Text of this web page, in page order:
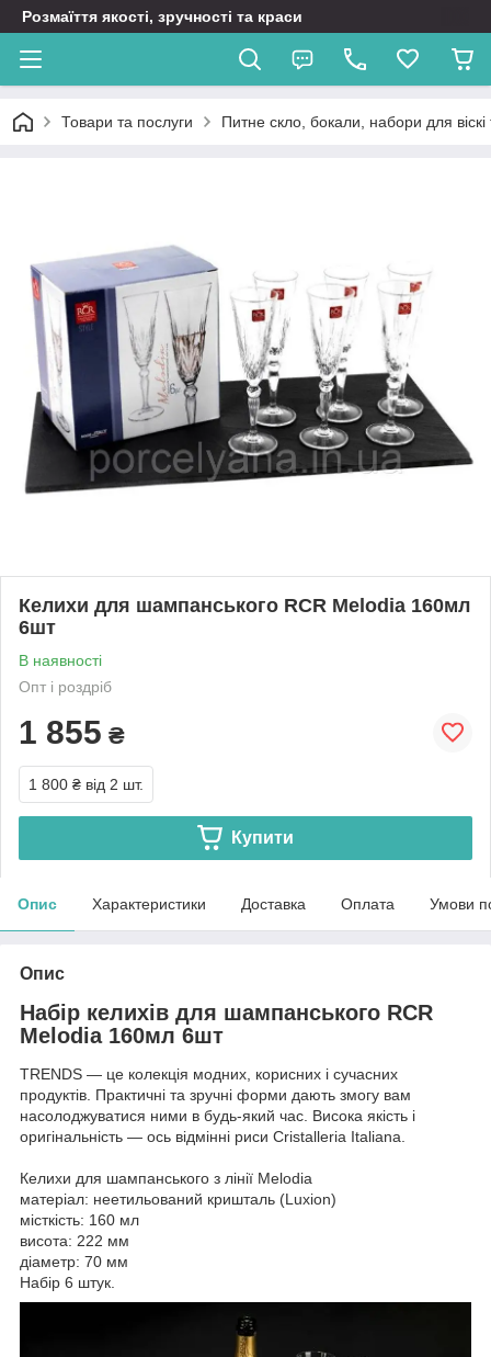
Розмаїття якості, зручності та краси
Товари та послуги Питне скло, бокали, набори для
Келихи для шампанського RCR Melodia 160мл
6шт
В наявності
Опт і роздріб
1 855 ₴
1 800 ₴ від 2 шт.
Купити
Опис Характеристики Доставка Оплата Умови
Опис
Набір келихів для шампанського RCR
Melodia 160мл 6шт
TRENDS — це колекція модних, корисних і сучасних
продуктів. Практичні та зручні форми дають змогу вам
насолоджуватися ними в будь-який час. Висока якість і
оригінальність — ось відмінні риси Cristalleria Italiana.
Келихи для шампанського з лінії Melodia
матеріал: неетильований кришталь (Luxion)
місткість: 160 мл
висота: 222 мм
діаметр: 70 мм
Набір 6 штук.